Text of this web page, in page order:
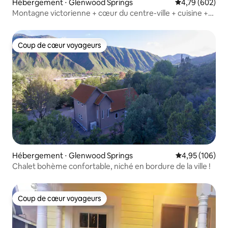
Hébergement ⋅ Glenwood Springs Évaluation
4,79 (602)
Montagne victorienne + cœur du centre-ville + cuisine +
Coup de cœur voyageurs
Coup de cœur voyageurs
Hébergement ⋅ Glenwood Springs Évaluation
4,95 (106)
Chalet bohème confortable, niché en bordure de la ville !
Coup de cœur voyageurs
Coup de cœur voyageurs